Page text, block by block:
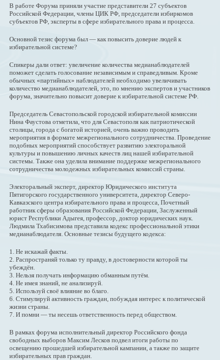
В работе Форума приняли участие представители 27 субъектов
Российской Федерации, члены ЦИК РФ, председатели избиркомов
субъектов РФ, эксперты в сфере избирательного права и процесса.
Основной тезис форума был — как повысить доверие людей к
избирательной системе?
Спикеры дали ответ: увеличение количества медианаблюдателей
поможет сделать голосование независимым и справедливым. Кроме
обычных «партийных» наблюдателей необходимо увеличивать
количество медианаблюдателей, это, по мнению экспертов и участников
форума, значительно повысит доверие к избирательной системе РФ.
Председатель Севастопольской городской избирательной комиссии
Нина Фаустова отметила, что для Севастополя как патриотической
столицы, города с богатой историей, очень важно проводить
мероприятия в формате межрегионального сотрудничества. Проведение
подобных мероприятий способствует развитию электоральной
культуры и повышению личных качеств лиц нашей избирательной
системы. Также она уделила внимание поддержке межрегионального
сотрудничества молодежных избирательных комиссий страны.
Электоральный эксперт, директор Юридического института
Пятигорского государственного университета, директор Северо-
Кавказского центра избирательного права и процесса, Почетный
работник сферы образования Российской Федерации, Заслуженный
юрист Республики Адыгея, профессор, доктор юридических наук.
Людмила Тхабисимова представила кодекс профессиональной этики
медианаблюдателя. Основные тезисы будущего кодекса:
1. Не искажай факты.
2. Распространяй только ту правду, в достоверности которой ты
убеждён.
3. Нельзя получать информацию обманным путём.
4. Не имея знаний, не анализируй.
5. Используй своё влияние во благо.
6. Стимулируй активность граждан, побуждая интерес к политической
жизни страны.
7. И помни — ты несешь ответственность перед обществом.
В рамках форума исполнительный директор Российского фонда
свободных выборов Максим Лесков подвел итоги работы по
освещению прошедшей избирательной кампании, а также по защите
избирательных прав граждан.